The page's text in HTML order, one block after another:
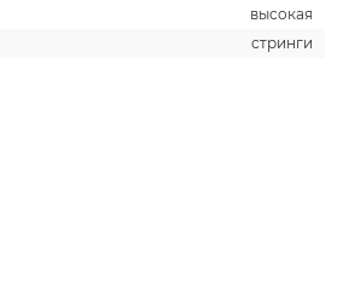
высокая
стринги